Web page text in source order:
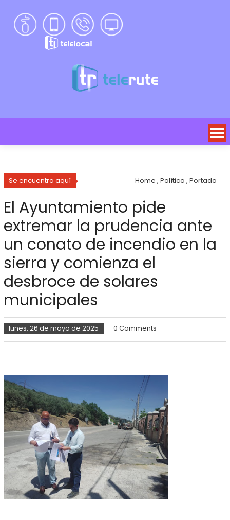
Se encuentra aquí Home ,Política ,Portada
El Ayuntamiento pide
extremar la prudencia ante
un conato de incendio en la
sierra y comienza el
desbroce de solares
municipales
lunes, 26 de mayo de 2025 0 Comments